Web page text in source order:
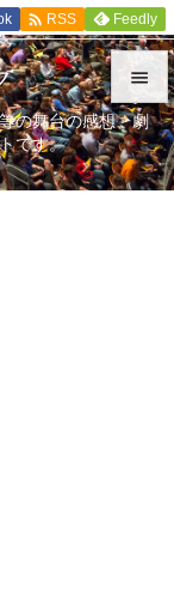


メニュ

 RSS Feedly
の舞台の感想、劇
です。